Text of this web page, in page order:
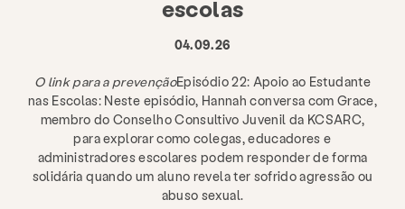
escolas
04.09.26
O link para a prevençãoEpisódio 22: Apoio ao Estudante
nas Escolas: Neste episódio, Hannah conversa com Grace,
membro do Conselho Consultivo Juvenil da KCSARC,
para explorar como colegas, educadores e
administradores escolares podem responder de forma
solidária quando um aluno revela ter sofrido agressão ou
abuso sexual.